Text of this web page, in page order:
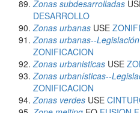
Zonas subdesarrolladas
DESARROLLO
Zonas urbanas USE
Zonas urbanas--Legislación
ZONIFICACION
Zonas urbanisticas USE
Zonas urbanísticas--
ZONIFICACION
Zonas verdes USE